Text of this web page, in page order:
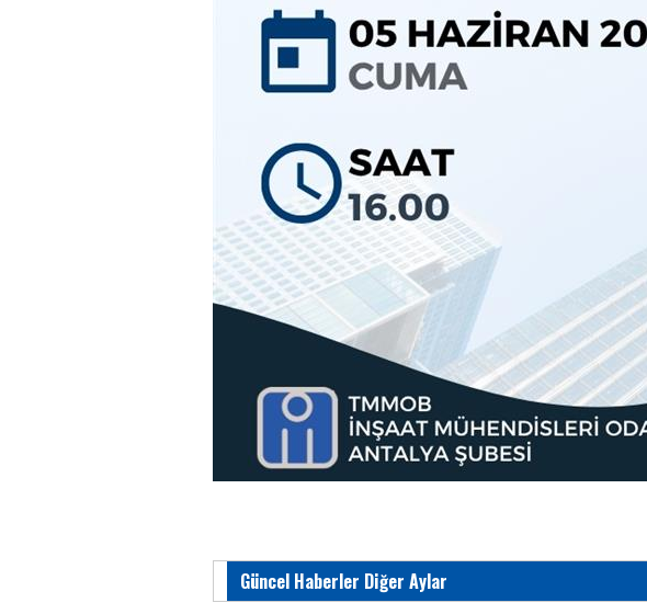
Güncel Haberler Diğer Aylar